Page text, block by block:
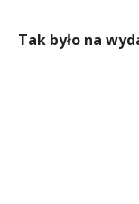
Tak było na